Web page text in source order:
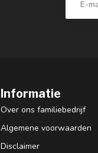
Informatie
Over ons familiebedrijf
Algemene voorwaarden
Disclaimer